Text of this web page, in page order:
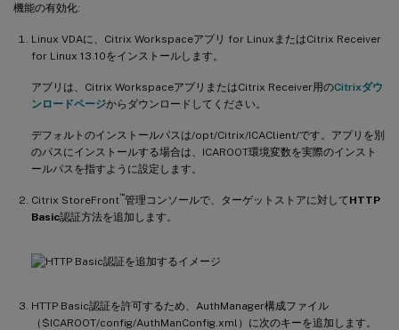
機能の有効化:
Linux VDAに、Citrix Workspaceアプリ for LinuxまたはCitrix Receiver
for Linux 13.10をインストールします。
アプリは、Citrix WorkspaceアプリまたはCitrix Receiver用のCitrixダウ
ンロードページからダウンロードしてください。
デフォルトのインストールパスは/opt/Citrix/ICAClient/です。アプリを別
のパスにインストールする場合は、ICAROOT環境変数を実際のインスト
ールパスを指すように設定します。
Citrix StoreFront™管理コンソールで、ターゲットストアに対してHTTP
Basic認証方法を追加します。
HTTP Basic認証を許可するため、AuthManager構成ファイル
（$ICAROOT/config/AuthManConfig.xml）に次のキーを追加します。